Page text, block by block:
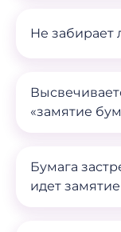
Не забирает
«замятие
Бумага
идет